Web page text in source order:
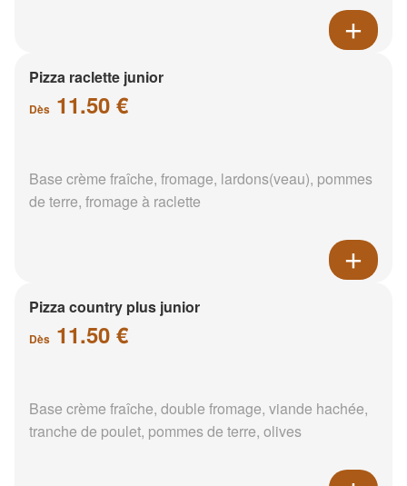
Pizza raclette junior
Dès 11.50 €
Base crème fraîche, fromage, lardons(veau), pommes
de terre, fromage à raclette
Pizza country plus junior
Dès 11.50 €
Base crème fraîche, double fromage, viande hachée,
tranche de poulet, pommes de terre, olives